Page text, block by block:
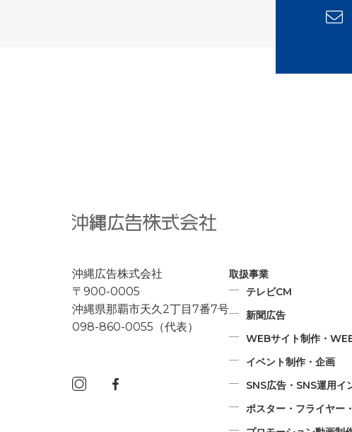
沖縄広告株式会社
〒900-0005
沖縄県那覇市天久2丁目7番7号
098-860-0055（代表）
取扱事業
テレビCM
新聞広告
WEBサイト制作・
イベント制作・企画
SNS広告・SNS運用イ
ポスター・フライヤー